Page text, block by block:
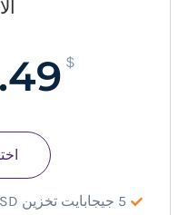
$
5 جيجابايت تخزين SSD